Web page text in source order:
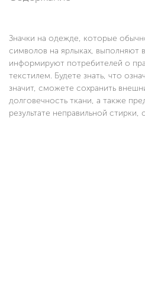
Значки на одежде, которые
символов на ярлыках, выполняют
информируют потребителей о
текстилем. Будете знать, что
значит, сможете сохранить
долговечность ткани, а также
результате неправильной стирки,